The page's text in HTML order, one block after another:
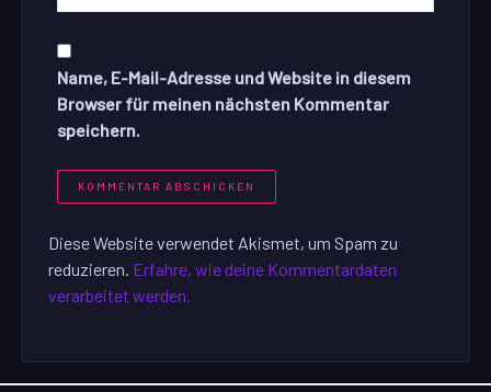
Name, E-Mail-Adresse und Website in diesem
Browser für meinen nächsten Kommentar
speichern.
Diese Website verwendet Akismet, um Spam zu
reduzieren. Erfahre, wie deine Kommentardaten
verarbeitet werden.